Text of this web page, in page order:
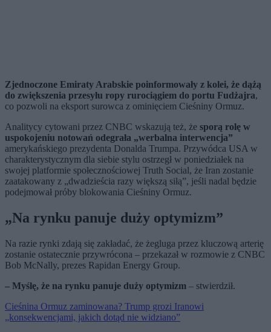
Zjednoczone Emiraty Arabskie poinformowały z kolei, że dążą
do zwiększenia przesyłu ropy rurociągiem do portu Fudżajra,
co pozwoli na eksport surowca z ominięciem Cieśniny Ormuz.
Analitycy cytowani przez CNBC wskazują też, że sporą rolę w
uspokojeniu notowań odegrała „werbalna interwencja”
amerykańskiego prezydenta Donalda Trumpa. Przywódca USA w
charakterystycznym dla siebie stylu ostrzegł w poniedziałek na
swojej platformie społecznościowej Truth Social, że Iran zostanie
zaatakowany z „dwadzieścia razy większą siłą”, jeśli nadal będzie
podejmował próby blokowania Cieśniny Ormuz.
„Na rynku panuje duży optymizm”
Na razie rynki zdają się zakładać, że żegluga przez kluczową arterię
zostanie ostatecznie przywrócona – przekazał w rozmowie z CNBC
Bob McNally, prezes Rapidan Energy Group.
– Myślę, że na rynku panuje duży optymizm – stwierdził.
Cieśnina Ormuz zaminowana? Trump grozi Iranowi
„konsekwencjami, jakich dotąd nie widziano”